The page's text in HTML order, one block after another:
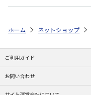
ホーム ネットショップ
ご利用ガイド
お問い合わせ